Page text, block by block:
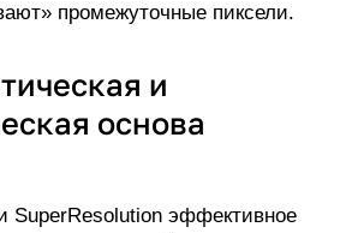
промежуточные пиксели.
и
основа
SuperResolution эффективное